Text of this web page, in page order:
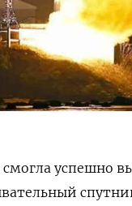
смогла успешно